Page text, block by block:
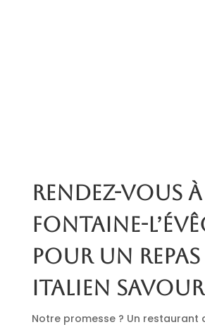
Rendez-vous à
Fontaine-
pour un repas
italien
Notre promesse ? Un restaurant